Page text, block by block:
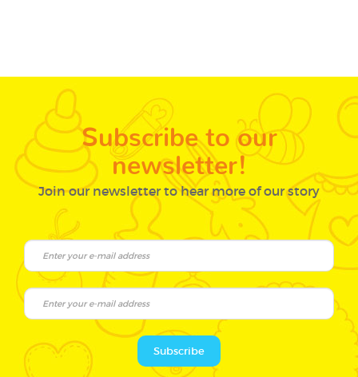
Subscribe to our
newsletter!
Join our newsletter to hear more of our story
Subscribe